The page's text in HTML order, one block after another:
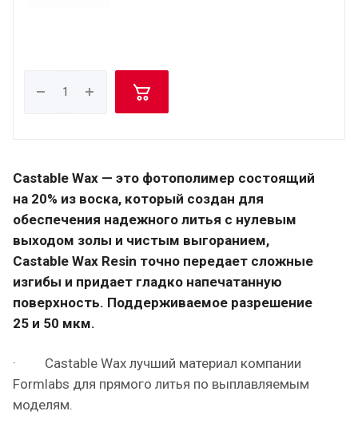
Castable Wax — это фотополимер состоящий
на 20% из воска, который создан для
обеспечения надежного литья с нулевым
выходом золы и чистым выгоранием,
Castable Wax Resin точно передает сложные
изгибы и придает гладко напечатанную
поверхность. Поддерживаемое разрешение
25 и 50 мкм.
· Castable Wax лучший материал компании
Formlabs для прямого литья по выплавляемым
моделям.